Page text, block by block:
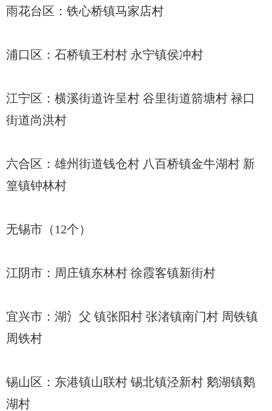
雨花台区：铁心桥镇马家店村
浦口区：石桥镇王村村 永宁镇侯冲村
江宁区：横溪街道许呈村 谷里街道箭塘村 禄口
街道尚洪村
六合区：雄州街道钱仓村 八百桥镇金牛湖村 新
篁镇钟林村
无锡市（12个）
江阴市：周庄镇东林村 徐霞客镇新街村
宜兴市：湖氵父 镇张阳村 张渚镇南门村 周铁镇
周铁村
锡山区：东港镇山联村 锡北镇泾新村 鹅湖镇鹅
湖村